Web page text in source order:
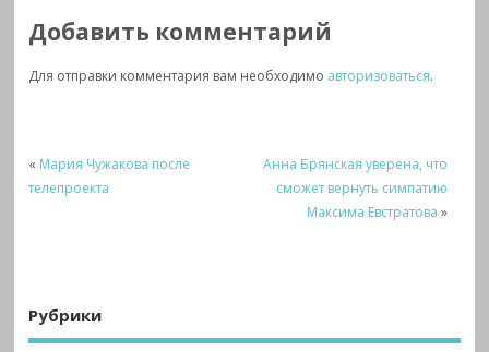
Добавить комментарий
Для отправки комментария вам необходимо авторизоваться.
« Мария Чужакова после
телепроекта
Анна Брянская уверена, что
сможет вернуть симпатию
Максима Евстратова »
Рубрики